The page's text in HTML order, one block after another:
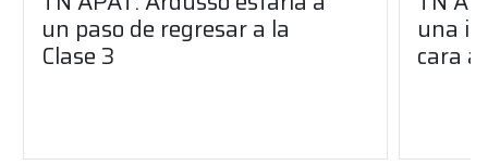
un paso de regresar a la
Clase 3
una
cara